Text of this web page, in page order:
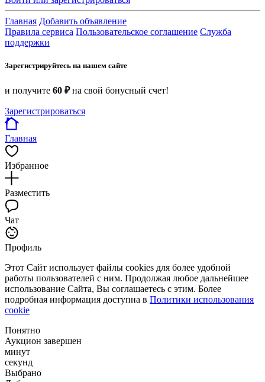
Главная Добавить объявление
Правила сервиса Пользовательское соглашение Служба
поддержки
Зарегистрируйтесь на нашем сайте
и получите 60 ₽на свой бонусный счет!
Зарегистрироваться
Главная
Избранное
Разместить
Чат
Профиль
Этот Сайт использует файлы cookies для более удобной
работы пользователей с ним. Продолжая любое дальнейшее
использование Сайта, Вы соглашаетесь с этим. Более
подробная информация доступна в Политики использования
cookie
Понятно
Аукцион завершен
минут
секунд
Выбрано